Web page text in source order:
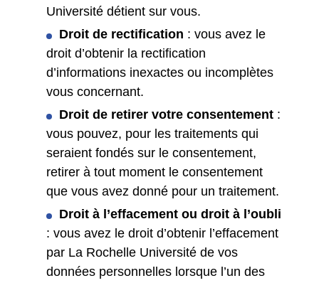
Université détient sur vous.
Droit de rectification : vous avez le
droit d’obtenir la rectification
d’informations inexactes ou incomplètes
vous concernant.
Droit de retirer votre consentement :
vous pouvez, pour les traitements qui
seraient fondés sur le consentement,
retirer à tout moment le consentement
que vous avez donné pour un traitement.
Droit à l’effacement ou droit à l’oubli
: vous avez le droit d’obtenir l’effacement
par La Rochelle Université de vos
données personnelles lorsque l’un des